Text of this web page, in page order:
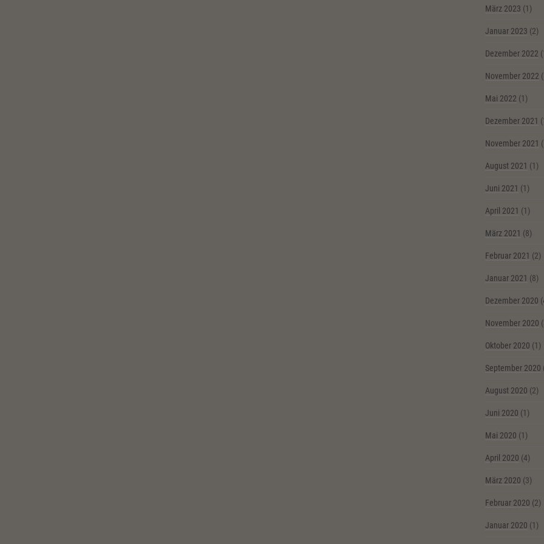
März 2023 (1)
Januar 2023 (2)
Dezember 2022
November 2022
Mai 2022 (1)
Dezember 2021
November 2021
August 2021 (1)
Juni 2021 (1)
April 2021 (1)
März 2021 (8)
Februar 2021 (2)
Januar 2021 (8)
Dezember 2020
November 2020
Oktober 2020 (1)
September 2020
August 2020 (2)
Juni 2020 (1)
Mai 2020 (1)
April 2020 (4)
März 2020 (3)
Februar 2020 (2)
Januar 2020 (1)